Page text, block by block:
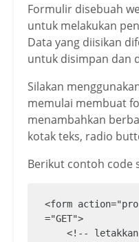
Formulir disebuah
untuk melakukan
Data yang diisikan
untuk disimpan dan
Silakan
memulai membuat
menambahkan
kotak teks, radio
Berikut contoh code
<form
="GET">